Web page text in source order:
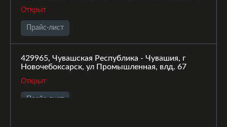
Открыт
Прайс-лист
429965, Чувашская Республика - Чувашия, г
Новочебоксарск, ул Промышленная, влд. 67
Открыт
Прайс-лист